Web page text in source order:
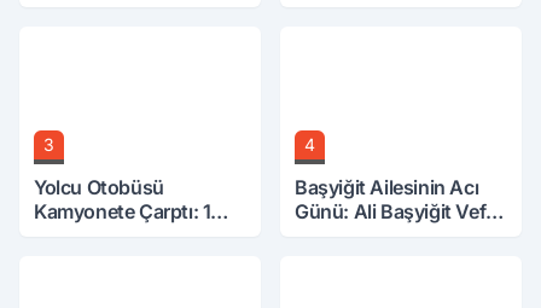
3
Yolcu Otobüsü
Kamyonete Çarptı: 1
4
Başyiğit Ailesinin Acı
Günü: Ali Başyiğit Vefat